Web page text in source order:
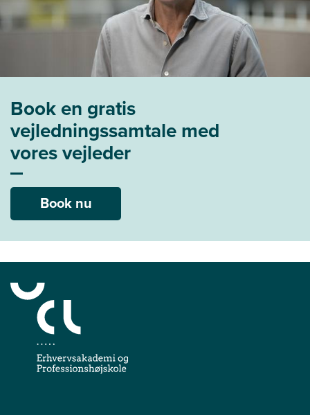
Book en gratis
vejledningssamtale med
vores vejleder
Book nu